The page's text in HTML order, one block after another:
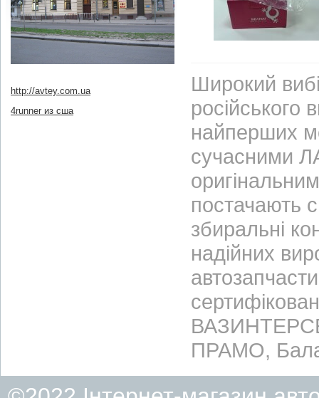
http://avtey.com.ua
4runner из сша
Широкий
найперших
сучасними
постачають
збиральні
надійних
ПРАМО,